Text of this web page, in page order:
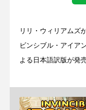
リリ・ウィリアムズ
ビンシブル・アイア
よる日本語訳版が発売